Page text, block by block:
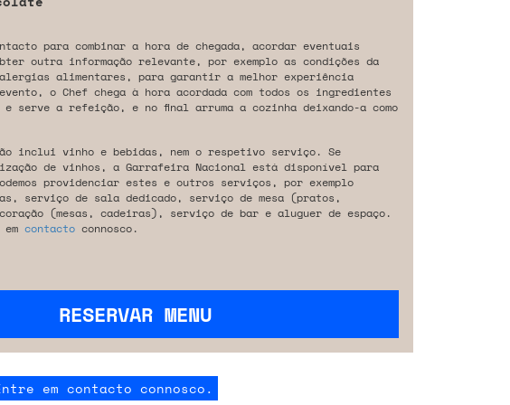
para combinar a hora de chegada, acordar eventuais
outra informação relevante, por exemplo as condições da
alimentares, para garantir a melhor experiência
o Chef chega à hora acordada com todos os ingredientes
e serve a refeição, e no final arruma a cozinha deixando-a como
inclui vinho e bebidas, nem o respetivo serviço. Se
de vinhos, a Garrafeira Nacional está disponível para
providenciar estes e outros serviços, por exemplo
serviço de sala dedicado, serviço de mesa (pratos,
(mesas, cadeiras), serviço de bar e aluguer de espaço.
contactoconnosco.
RESERVAR MENU
em contacto connosco.